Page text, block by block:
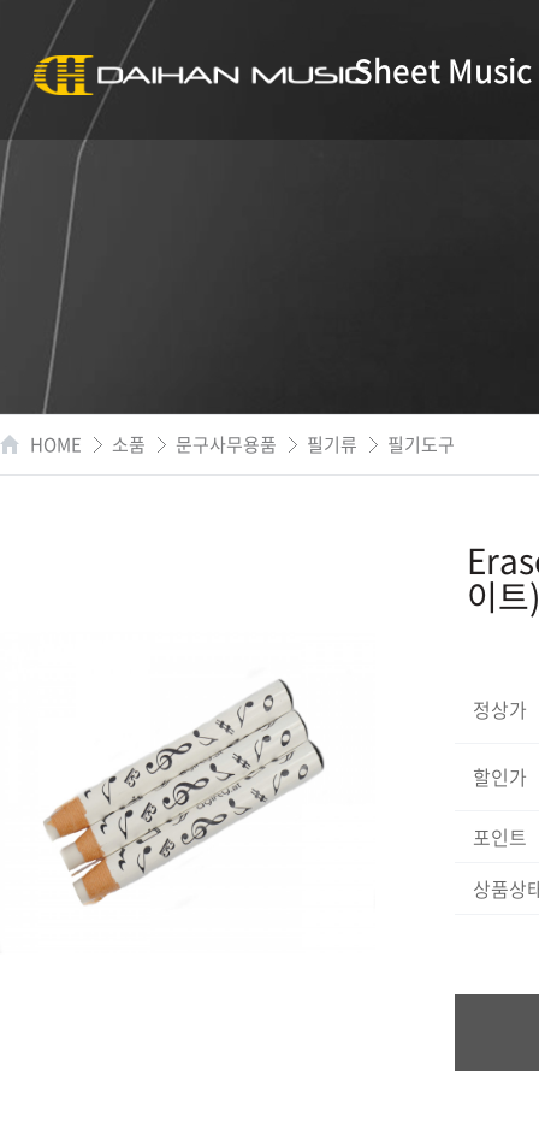
Sheet Music
HOME 소품 문구사무용품 필기류 필기도구
이트)
정상가
할인가
포인트
상품상